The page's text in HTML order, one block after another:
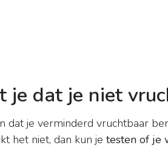
je dat je niet
dat je verminderd vruchtbaar
het niet, dan kun je testen of je